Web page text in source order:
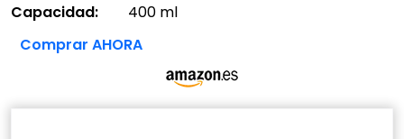
Capacidad:
400 ml
Comprar AHORA